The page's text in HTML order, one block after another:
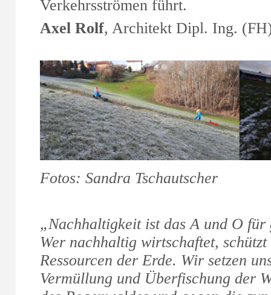
Verkehrsströmen führt.
Axel Rolf, Architekt Dipl. Ing.
Fotos: Sandra Tschautscher
„Nachhaltigkeit ist das A und O für
Wer nachhaltig wirtschaftet,
Ressourcen der Erde. Wir setzen
Vermüllung und Überfischung der